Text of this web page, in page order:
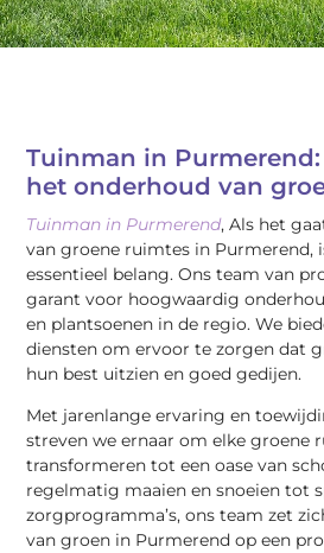
Tuinman in
het onderhoud van
Tuinman in Purmerend, Als het
van groene ruimtes in Purmerend,
essentieel belang. Ons team van
garant voor hoogwaardig
en plantsoenen in de regio. We
diensten om ervoor te zorgen dat
hun best uitzien en goed gedijen.
Met jarenlange ervaring en
streven we ernaar om elke groene
transformeren tot een oase van
regelmatig maaien en snoeien tot
zorgprogramma’s, ons team zet
van groen in Purmerend op een